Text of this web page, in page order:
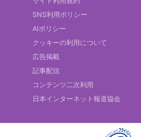
SNS利用ポリシー
AIポリシー
クッキーの利用について
広告掲載
記事配信
コンテンツ二次利用
日本インターネット報道協会